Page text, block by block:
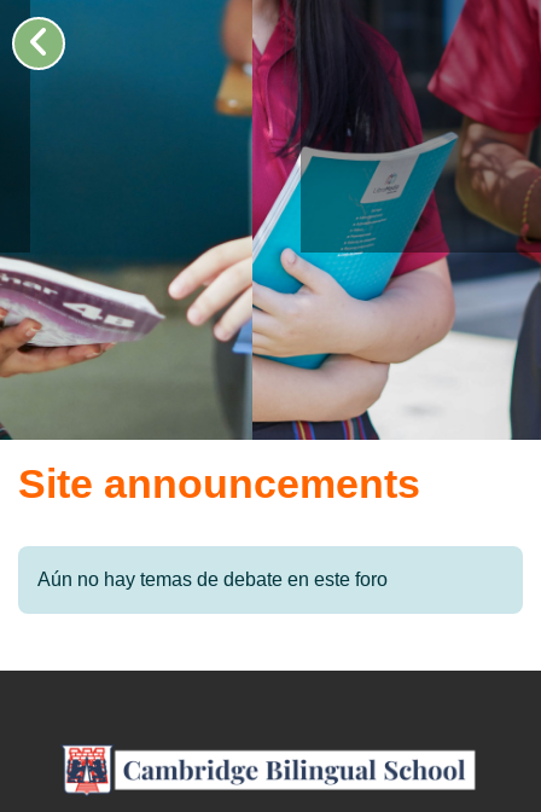
Site announcements
Aún no hay temas de debate en este foro